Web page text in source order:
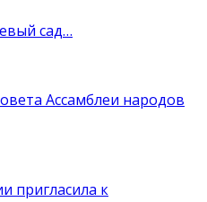
сад…
Ассамблеи народов
пригласила к